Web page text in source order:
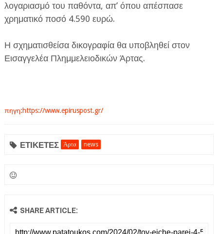
λογαριασμό του παθόντα, απ’ όπου απέσπασε
χρηματικό ποσό 4.590 ευρώ.
Η σχηματισθείσα δικογραφία θα υποβληθεί στον
Εισαγγελέα Πλημμελειοδικών Άρτας.
πηγη:https://www.epiruspost.gr/
ΕΤΙΚΕΤΕΣ Άρτα news
SHARE ARTICLE: